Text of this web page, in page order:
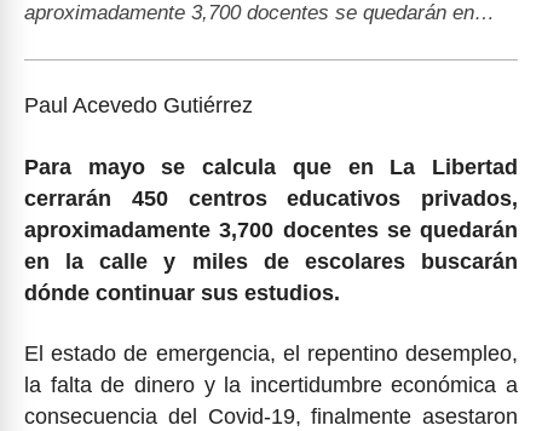
aproximadamente 3,700 docentes se quedarán en…
Paul Acevedo Gutiérrez
Para mayo se calcula que en La Libertad
cerrarán 450 centros educativos privados,
aproximadamente 3,700 docentes se quedarán
en la calle y miles de escolares buscarán
dónde continuar sus estudios.
El estado de emergencia, el repentino desempleo,
la falta de dinero y la incertidumbre económica a
consecuencia del Covid-19, finalmente asestaron